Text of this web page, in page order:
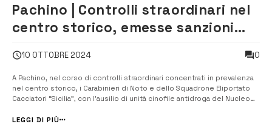
Pachino | Controlli straordinari nel
centro storico, emesse sanzioni
10 OTTOBRE 2024 0
A Pachino, nel corso di controlli straordinari concentrati in prevalenza
nel centro storico, i Carabinieri di Noto e dello Squadrone Eliportato
Cacciatori “Sicilia”, con l’ausilio di unità cinofile antidroga del Nucleo
40enne e un 29enne sono stati denunciati per inosservanza ...
LEGGI DI PIÙ